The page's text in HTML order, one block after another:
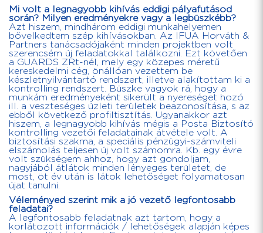
Mi volt a legnagyobb kihívás eddigi pályafutásod
során? Milyen eredményekre vagy a legbüszkébb?
Azt hiszem, mindhárom eddigi munkahelyemen
bővelkedtem szép kihívásokban. Az IFUA Horváth &
Partners tanácsadójaként minden projektben volt
szerencsém új feladatokkal találkozni. Ezt követően
a GUARDS ZRt-nél, mely egy közepes méretű
kereskedelmi cég, önállóan vezettem be
készletnyilvántartó rendszert, illetve alakítottam ki a
kontrolling rendszert. Büszke vagyok rá, hogy a
munkám eredményeként sikerült a nyereséget hozó
ill. a veszteséges üzleti területek beazonosítása, s az
ebből következő profiltisztítás. Ugyanakkor azt
hiszem, a legnagyobb kihívás mégis a Posta Biztosító
kontrolling vezetői feladatainak átvétele volt. A
biztosítási szakma, a speciális pénzügyi-számviteli
elszámolás teljesen új volt számomra. Kb. egy évre
volt szükségem ahhoz, hogy azt gondoljam,
nagyjából átlátok minden lényeges területet, de
most, öt év után is látok lehetőséget folyamatosan
újat tanulni.
Véleményed szerint mik a jó vezető legfontosabb
feladatai?
A legfontosabb feladatnak azt tartom, hogy a
korlátozott információk / lehetőségek alapján képes